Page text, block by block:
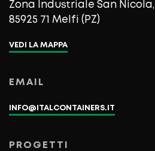
Zona Industriale San Nicola,
85925 71 Melfi (PZ)
VEDI LA MAPPA
EMAIL
INFO@ITALCONTAINERS.IT
PROGETTI